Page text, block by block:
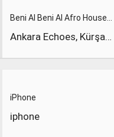
Ankara Echoes, Kürşad Kahraman
iPhone
iphone